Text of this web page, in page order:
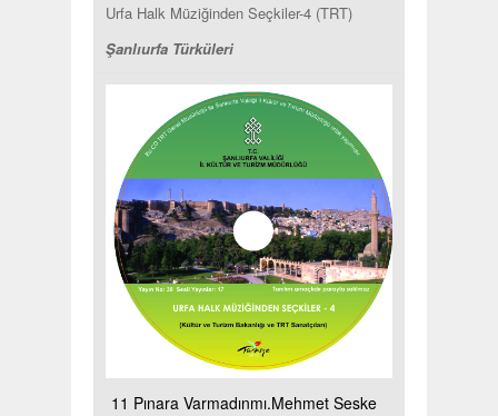
Urfa Halk Müziğinden Seçkiler-4 (TRT)
Şanlıurfa Türküleri
11 Pınara Varmadınmı.Mehmet Seske